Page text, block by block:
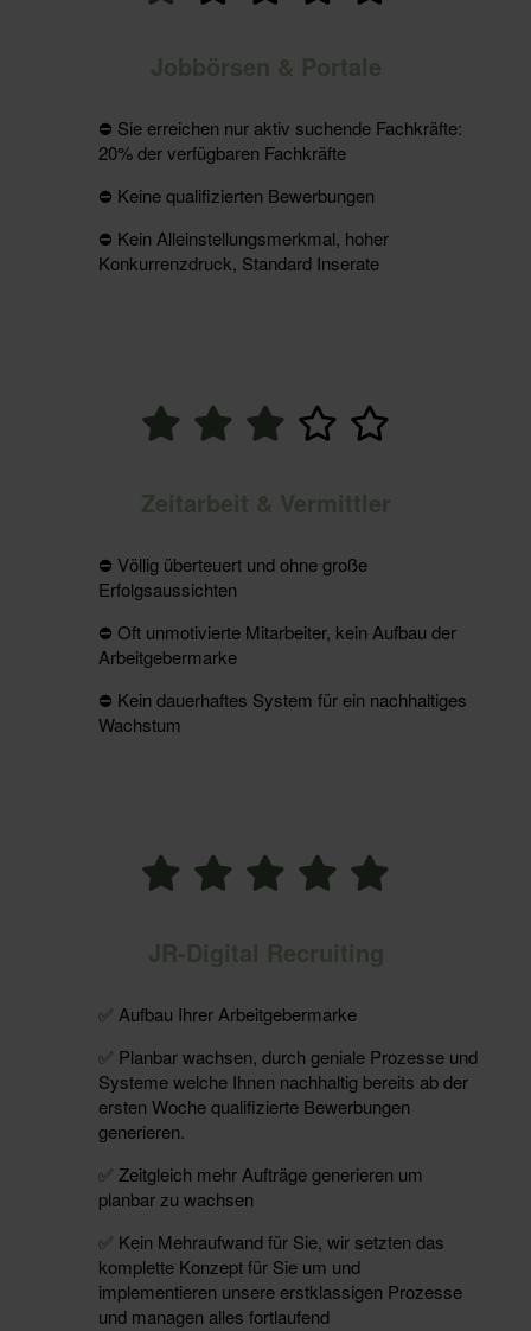
Jobbörsen & Portale
⛔️ Sie erreichen nur aktiv suchende Fachkräfte:
20% der verfügbaren Fachkräfte
⛔️ Keine qualifizierten Bewerbungen
⛔️ Kein Alleinstellungsmerkmal, hoher
Konkurrenzdruck, Standard Inserate
Zeitarbeit & Vermittler
⛔️ Völlig überteuert und ohne große
Erfolgsaussichten
⛔️ Oft unmotivierte Mitarbeiter, kein Aufbau der
Arbeitgebermarke
⛔️ Kein dauerhaftes System für ein nachhaltiges
Wachstum
JR-Digital Recruiting
✅ Aufbau Ihrer Arbeitgebermarke
✅ Planbar wachsen, durch geniale Prozesse und
Systeme welche Ihnen nachhaltig bereits ab der
ersten Woche qualifizierte Bewerbungen
generieren.
✅ Zeitgleich mehr Aufträge generieren um
planbar zu wachsen
✅ Kein Mehraufwand für Sie, wir setzten das
komplette Konzept für Sie um und
implementieren unsere erstklassigen Prozesse
und managen alles fortlaufend